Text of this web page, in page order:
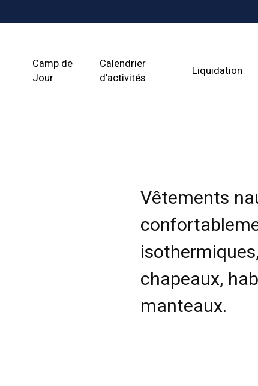
Camp de
Jour
Calendrier
d'activités
Liquidation
Vêtements
chapeaux,
manteaux.